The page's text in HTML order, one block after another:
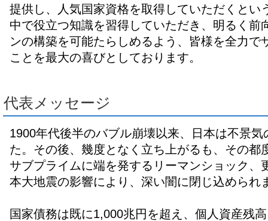
提供し、人気国家資格を取得していただくとい
中で役立つ知識を習得していただき、明るく前
ンの構築を可能たらしめるよう、皆様を全力で
ことを最大の喜びとしております。
代表メッセージ
1900年代後半のバブル崩壊以来、日本は不景
た。その後、幾度となく立ち上がるも、その都
サブプライムに端を発するリーマンショック、
本大地震の影響により、深い闇に閉じ込められ
国家債務は既に1,000兆円を超え、個人資産残